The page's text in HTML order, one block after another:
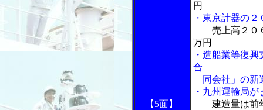
【5面】
円
・東京計器の
売上高２０
万円
・造船業等復
合
同会社」の新
・九州運輸局
建造量は前